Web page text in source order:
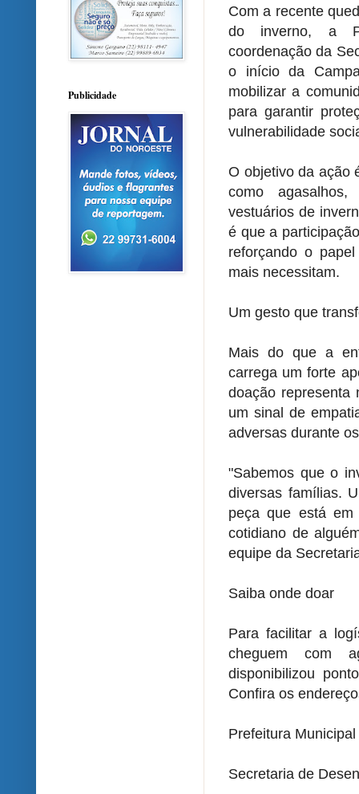
Com a recente
do inverno, a
coordenação da
o início da
mobilizar a
para garantir
vulnerabilidade
O objetivo da ação
como
vestuários de
é que a
reforçando o
mais necessitam.
Um gesto que
Mais do que a
carrega um forte
doação representa
um sinal de
adversas durante
"Sabemos que o
diversas famílias.
peça que está em
cotidiano de
equipe da
Saiba onde doar
Para facilitar a
cheguem com
disponibilizou
Confira os
Prefeitura
Secretaria de
Publicidade